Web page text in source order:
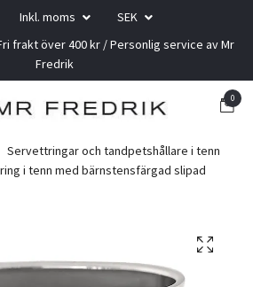
Inkl. moms
SEK
frakt över 400 kr / Personlig service av Mr
Fredrik
0
Servettringar och tandpetshållare i tenn
i tenn med bärnstensfärgad slipad